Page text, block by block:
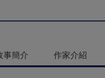
事簡介 作家介紹